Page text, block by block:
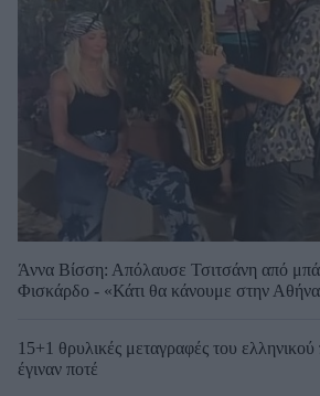
Άννα Βίσση: Απόλαυσε Τσιτσάνη από
Φισκάρδο - «Κάτι θα κάνουμε στην
15+1 θρυλικές μεταγραφές του
έγιναν ποτέ